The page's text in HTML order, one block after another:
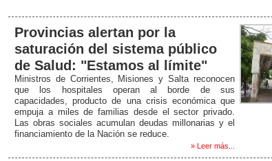
Provincias alertan por la
saturación del sistema público
de Salud: "Estamos al límite"
Ministros de Corrientes, Misiones y Salta reconocen
que los hospitales operan al borde de sus
capacidades, producto de una crisis económica que
empuja a miles de familias desde el sector privado.
Las obras sociales acumulan deudas millonarias y el
financiamiento de la Nación se reduce.
» Leer más...